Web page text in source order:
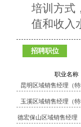
培训方式
值和收入
招聘职位
职业名称
昆明区域销售经理（
玉溪区域销售经理（
德宏保山区域销售经理